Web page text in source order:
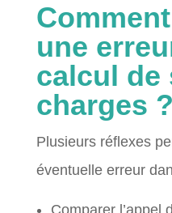
une
calcul de
charges ?
Plusieurs réflexes
éventuelle erreur